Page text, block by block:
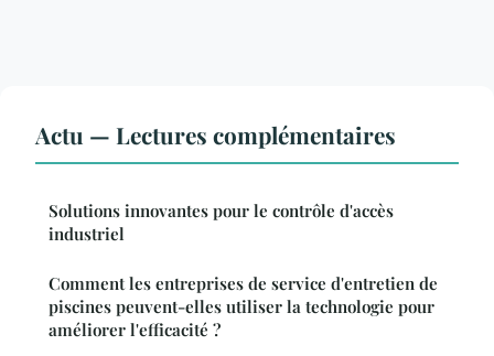
Actu — Lectures complémentaires
Solutions innovantes pour le contrôle d'accès
industriel
Comment les entreprises de service d'entretien de
piscines peuvent-elles utiliser la technologie pour
améliorer l'efficacité ?